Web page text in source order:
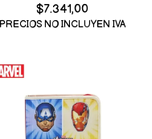
$7.341,00
PRECIOS NO INCLUYEN IVA